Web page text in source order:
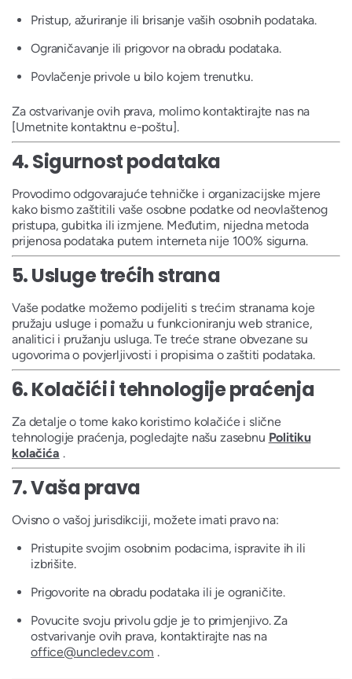
Pristup, ažuriranje ili brisanje vaših osobnih podataka.
Ograničavanje ili prigovor na obradu podataka.
Povlačenje privole u bilo kojem trenutku.
Za ostvarivanje ovih prava, molimo kontaktirajte nas na
[Umetnite kontaktnu e-poštu].
4.Sigurnost podataka
Provodimo odgovarajuće tehničke i organizacijske mjere
kako bismo zaštitili vaše osobne podatke od neovlaštenog
pristupa, gubitka ili izmjene. Međutim, nijedna metoda
prijenosa podataka putem interneta nije 100% sigurna.
5.Usluge trećih strana
Vaše podatke možemo podijeliti s trećim stranama koje
pružaju usluge i pomažu u funkcioniranju web stranice,
analitici i pružanju usluga. Te treće strane obvezane su
ugovorima o povjerljivosti i propisima o zaštiti podataka.
6.Kolačići i tehnologije praćenja
Za detalje o tome kako koristimo kolačiće i slične
tehnologije praćenja, pogledajte našu zasebnu Politiku
kolačića .
7.Vaša prava
Ovisno o vašoj jurisdikciji, možete imati pravo na:
Pristupite svojim osobnim podacima, ispravite ih ili
izbrišite.
Prigovorite na obradu podataka ili je ograničite.
Povucite svoju privolu gdje je to primjenjivo. Za
ostvarivanje ovih prava, kontaktirajte nas na
office@uncledev.com .